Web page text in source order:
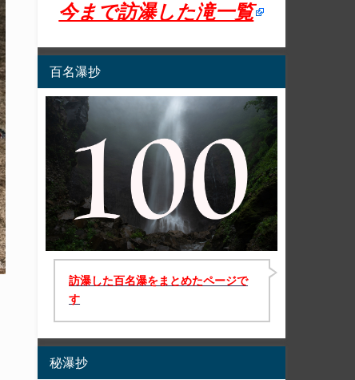
今まで訪瀑した滝一覧
百名瀑抄
訪瀑した百名瀑をまとめたページで
す
秘瀑抄